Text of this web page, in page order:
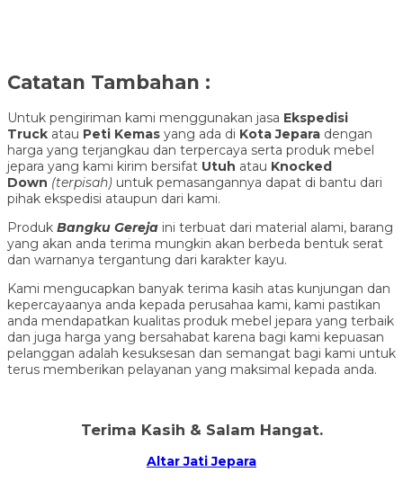
Catatan Tambahan :
Untuk pengiriman kami menggunakan jasa Ekspedisi
Truck atau Peti Kemas yang ada di Kota Jepara dengan
harga yang terjangkau dan terpercaya serta produk mebel
jepara yang kami kirim bersifat Utuh atau Knocked
Down (terpisah) untuk pemasangannya dapat di bantu dari
pihak ekspedisi ataupun dari kami.
Produk Bangku Gereja ini terbuat dari material alami, barang
yang akan anda terima mungkin akan berbeda bentuk serat
dan warnanya tergantung dari karakter kayu.
Kami mengucapkan banyak terima kasih atas kunjungan dan
kepercayaanya anda kepada perusahaa kami, kami pastikan
anda mendapatkan kualitas produk mebel jepara yang terbaik
dan juga harga yang bersahabat karena bagi kami kepuasan
pelanggan adalah kesuksesan dan semangat bagi kami untuk
terus memberikan pelayanan yang maksimal kepada anda.
Terima Kasih & Salam Hangat.
Altar Jati Jepara